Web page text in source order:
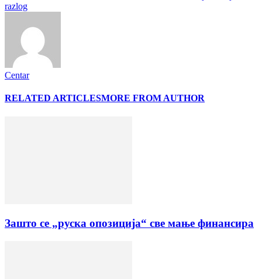
razlog
Centar
RELATED ARTICLESMORE FROM AUTHOR
Зашто се „руска опозиција“ све мање финансира